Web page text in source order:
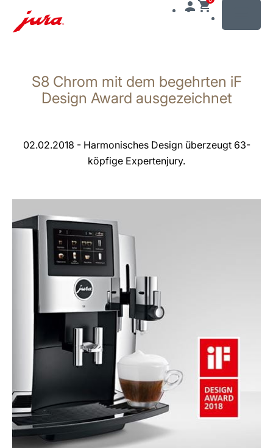
wechselnS8 Chrom mit dem begehrten iF
Design Award ausgezeichnet
02.02.2018 - Harmonisches Design überzeugt 63-
köpfige Expertenjury.